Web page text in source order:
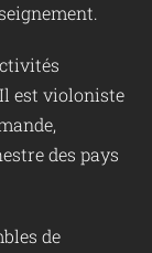
est violoniste
des pays
de